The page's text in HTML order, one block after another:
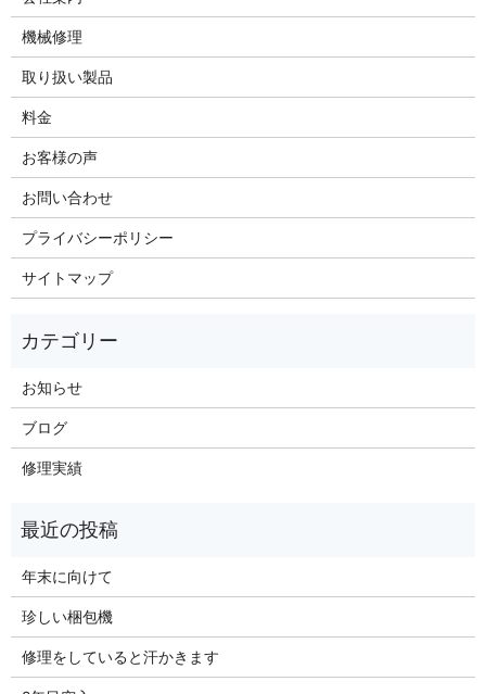
機械修理
取り扱い製品
料金
お客様の声
お問い合わせ
プライバシーポリシー
サイトマップ
お知らせ
ブログ
修理実績
年末に向けて
珍しい梱包機
修理をしていると汗かきます